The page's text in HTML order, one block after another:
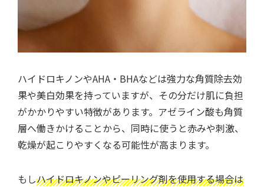
ハイドロキノンやAHA・BHAなどは強力な角質除去効
果や美白効果を持っていますが、その分だけ肌に負担
がかかりやすい特徴があります。アゼライン酸も角質
層へ働きかけることから、同時に使うと赤みや刺激、
乾燥が起こりやすくなる可能性が高まります。
もしハイドロキノンやピーリング剤を使用する場合は